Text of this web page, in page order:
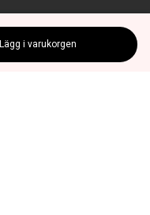
Lägg i varukorgen